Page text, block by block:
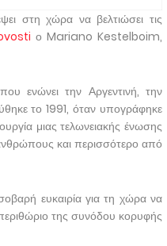
στη χώρα να βελτιώσει τις
ο Mariano Kestelboim,
ενώνει την Αργεντινή, την
το 1991, όταν υπογράφηκε
μιας τελωνειακής ένωσης
και περισσότερο από
ευκαιρία για τη χώρα να
της συνόδου κορυφής